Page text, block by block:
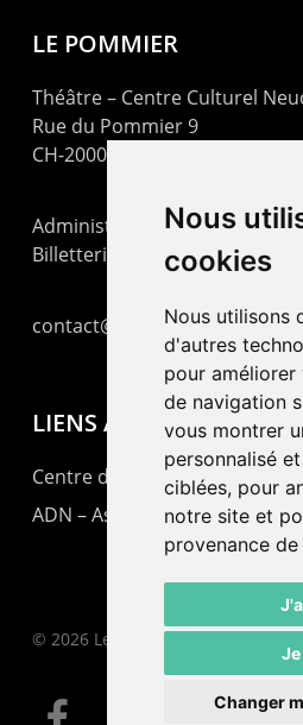
Nous
cookies
Nous utilisons
d'autres
pour
de navigation
vous montrer
personnalisé
ciblées, pour
notre site et
provenance
Changer
LE POMMIER
Théâtre – Centre Culturel
Rue du Pommier 9
CH-2000 Neuchâtel
Administration : +41 32 725
Billetterie : +41 32 725 05 05
contact@lepommier.ch
LIENS AMIS
Centre de culture ABC
ADN – Association Danse
© 2026 Le Pommier.
facebook email